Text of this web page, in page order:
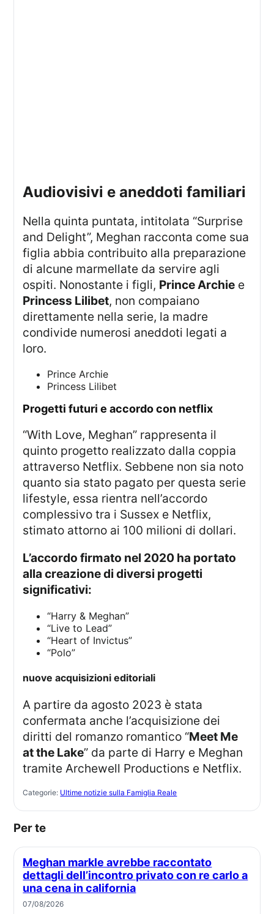
audiovisivi e aneddoti familiari
Nella quinta puntata, intitolata “Surprise
and Delight”, Meghan racconta come sua
figlia abbia contribuito alla preparazione
di alcune marmellate da servire agli
ospiti. Nonostante i figli, Prince Archie e
Princess Lilibet, non compaiano
direttamente nella serie, la madre
condivide numerosi aneddoti legati a
loro.
Prince Archie
Princess Lilibet
progetti futuri e accordo con netflix
“With Love, Meghan” rappresenta il
quinto progetto realizzato dalla coppia
attraverso Netflix. Sebbene non sia noto
quanto sia stato pagato per questa serie
lifestyle, essa rientra nell’accordo
complessivo tra i Sussex e Netflix,
stimato attorno ai 100 milioni di dollari.
L’accordo firmato nel 2020 ha portato
alla creazione di diversi progetti
significativi:
“Harry & Meghan”
“Live to Lead”
“Heart of Invictus”
“Polo”
nuove acquisizioni editoriali
A partire da agosto 2023 è stata
confermata anche l’acquisizione dei
diritti del romanzo romantico “Meet Me
at the Lake” da parte di Harry e Meghan
tramite Archewell Productions e Netflix.
Categorie: Ultime notizie sulla Famiglia Reale
Per te
Meghan markle avrebbe raccontato
dettagli dell’incontro privato con re carlo a
una cena in california
07/08/2026